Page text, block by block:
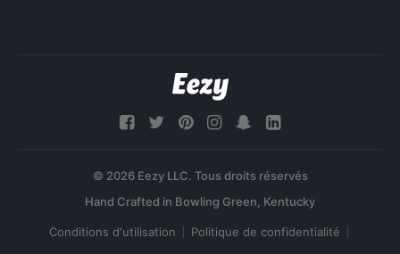
© 2026 Eezy LLC. Tous droits réservés
Conditions d'utilisation Politique de confidentialité